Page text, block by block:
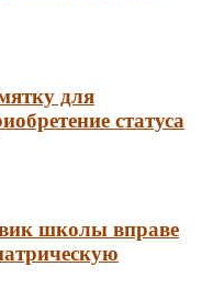
для
статуса
школы вправе